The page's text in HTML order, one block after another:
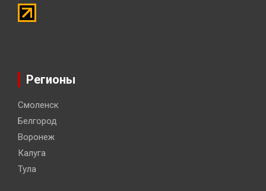
Регионы
Смоленск
Белгород
Воронеж
Калуга
Тула